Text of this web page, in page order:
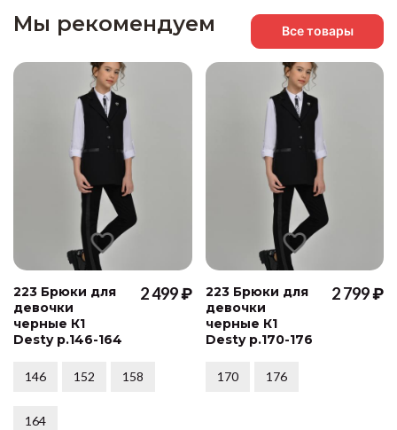
Мы рекомендуем Все товары
223 Брюки для
девочки
черные К1
Desty р.146-164
2 499 ₽
146 152 158
164
223 Брюки для
девочки
черные К1
Desty р.170-176
2 799 ₽
170 176